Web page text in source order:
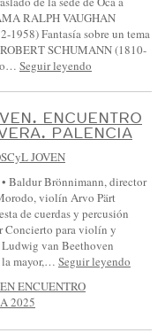
RALPH VAUGHAN
1958) Fantasía sobre un tema
SCHUMANN (1810-
Seguir leyendo
ENCUENTRO
PALENCIA
JOVEN
• Baldur Brönnimann, director
violín Arvo Pärt
de cuerdas y percusión
Concierto para violín y
van Beethoven
la mayor,… Seguir leyendo
ENCUENTRO
2025